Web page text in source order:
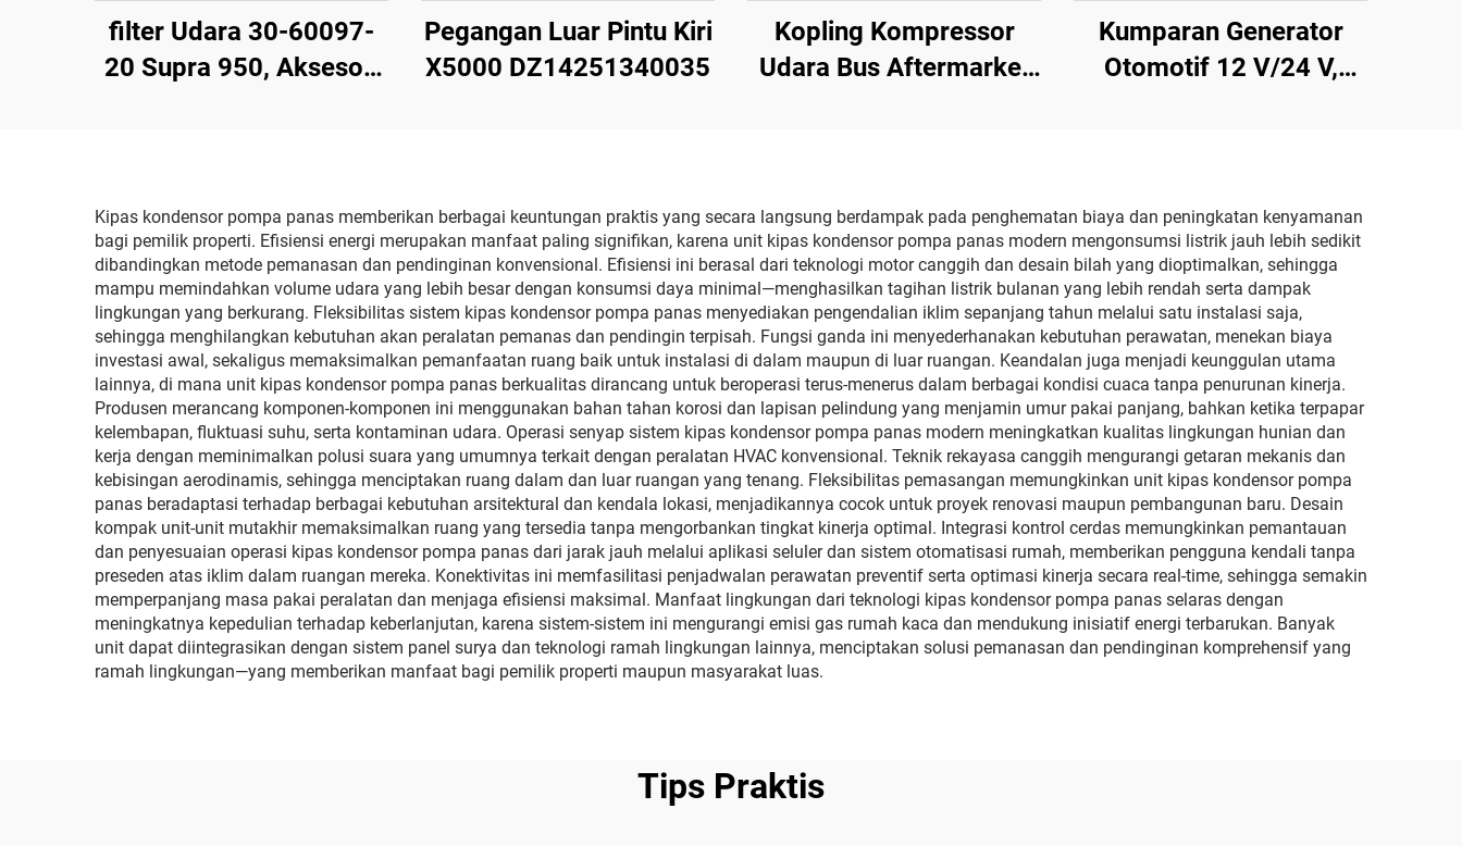
filter Udara 30-60097-
20 Supra 950, Aksesori
Pegangan Luar Pintu Kiri
X5000 DZ14251340035
Kopling Kompressor
Udara Bus Aftermarket
Kumparan Generator
Otomotif 12 V/24 V,
Bus AVI144
Kipas kondensor pompa panas memberikan berbagai keuntungan praktis yang secara langsung berdampak pada penghematan biaya dan peningkatan kenyamanan
bagi pemilik properti. Efisiensi energi merupakan manfaat paling signifikan, karena unit kipas kondensor pompa panas modern mengonsumsi listrik jauh lebih sedikit
dibandingkan metode pemanasan dan pendinginan konvensional. Efisiensi ini berasal dari teknologi motor canggih dan desain bilah yang dioptimalkan, sehingga
mampu memindahkan volume udara yang lebih besar dengan konsumsi daya minimal—menghasilkan tagihan listrik bulanan yang lebih rendah serta dampak
lingkungan yang berkurang. Fleksibilitas sistem kipas kondensor pompa panas menyediakan pengendalian iklim sepanjang tahun melalui satu instalasi saja,
sehingga menghilangkan kebutuhan akan peralatan pemanas dan pendingin terpisah. Fungsi ganda ini menyederhanakan kebutuhan perawatan, menekan biaya
investasi awal, sekaligus memaksimalkan pemanfaatan ruang baik untuk instalasi di dalam maupun di luar ruangan. Keandalan juga menjadi keunggulan utama
lainnya, di mana unit kipas kondensor pompa panas berkualitas dirancang untuk beroperasi terus-menerus dalam berbagai kondisi cuaca tanpa penurunan kinerja.
Produsen merancang komponen-komponen ini menggunakan bahan tahan korosi dan lapisan pelindung yang menjamin umur pakai panjang, bahkan ketika terpapar
kelembapan, fluktuasi suhu, serta kontaminan udara. Operasi senyap sistem kipas kondensor pompa panas modern meningkatkan kualitas lingkungan hunian dan
kerja dengan meminimalkan polusi suara yang umumnya terkait dengan peralatan HVAC konvensional. Teknik rekayasa canggih mengurangi getaran mekanis dan
kebisingan aerodinamis, sehingga menciptakan ruang dalam dan luar ruangan yang tenang. Fleksibilitas pemasangan memungkinkan unit kipas kondensor pompa
panas beradaptasi terhadap berbagai kebutuhan arsitektural dan kendala lokasi, menjadikannya cocok untuk proyek renovasi maupun pembangunan baru. Desain
kompak unit-unit mutakhir memaksimalkan ruang yang tersedia tanpa mengorbankan tingkat kinerja optimal. Integrasi kontrol cerdas memungkinkan pemantauan
dan penyesuaian operasi kipas kondensor pompa panas dari jarak jauh melalui aplikasi seluler dan sistem otomatisasi rumah, memberikan pengguna kendali tanpa
preseden atas iklim dalam ruangan mereka. Konektivitas ini memfasilitasi penjadwalan perawatan preventif serta optimasi kinerja secara real-time, sehingga semakin
memperpanjang masa pakai peralatan dan menjaga efisiensi maksimal. Manfaat lingkungan dari teknologi kipas kondensor pompa panas selaras dengan
meningkatnya kepedulian terhadap keberlanjutan, karena sistem-sistem ini mengurangi emisi gas rumah kaca dan mendukung inisiatif energi terbarukan. Banyak
unit dapat diintegrasikan dengan sistem panel surya dan teknologi ramah lingkungan lainnya, menciptakan solusi pemanasan dan pendinginan komprehensif yang
ramah lingkungan—yang memberikan manfaat bagi pemilik properti maupun masyarakat luas.
Tips Praktis